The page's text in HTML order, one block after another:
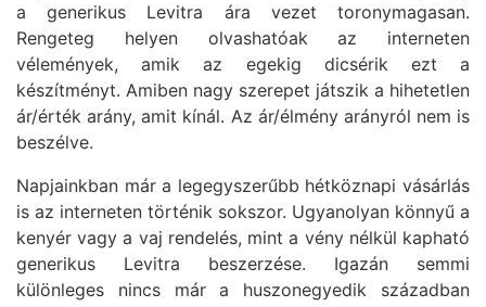
a generikus Levitra ára vezet toronymagasan.
Rengeteg helyen olvashatóak az interneten
vélemények, amik az egekig dicsérik ezt a
készítményt. Amiben nagy szerepet játszik a hihetetlen
ár/érték arány, amit kínál. Az ár/élmény arányról nem is
beszélve.
Napjainkban már a legegyszerűbb hétköznapi vásárlás
is az interneten történik sokszor. Ugyanolyan könnyű a
kenyér vagy a vaj rendelés, mint a vény nélkül kapható
generikus Levitra beszerzése. Igazán semmi
különleges nincs már a huszonegyedik században